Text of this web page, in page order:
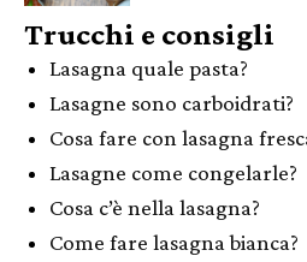
Trucchi e consigli
Lasagna quale pasta?
Lasagne sono carboidrati?
Cosa fare con lasagna
Lasagne come congelarle?
Cosa c’è nella lasagna?
Come fare lasagna bianca?